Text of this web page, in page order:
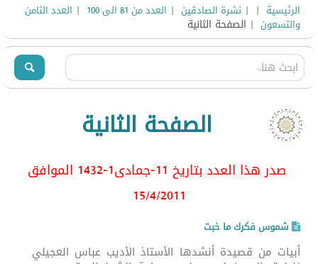
الرئيسية |
| نشرة الصادقين | العدد من 81 الى 100 | العدد الثامن
والتسعون | الصفحة الثانية
الصفحة الثانية
صدر هذا العدد بتاريخ 11-جمادى1-1432 الموافق
15/4/2011
شموس فكرك ما خبت
أبيات من قصيدة أنشدها الأستاذ الأديب عباس العجيلي